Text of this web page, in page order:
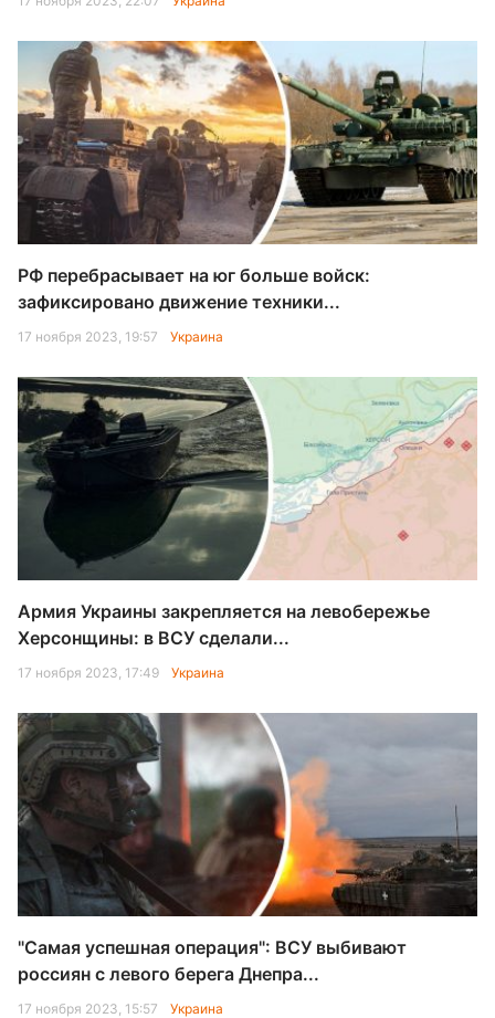
РФ перебрасывает на юг больше войск:
зафиксировано движение техники...
17 ноября 2023, 19:57 Украина
Армия Украины закрепляется на левобережье
Херсонщины: в ВСУ сделали...
17 ноября 2023, 17:49 Украина
"Самая успешная операция": ВСУ выбивают
россиян с левого берега Днепра...
17 ноября 2023, 15:57 Украина